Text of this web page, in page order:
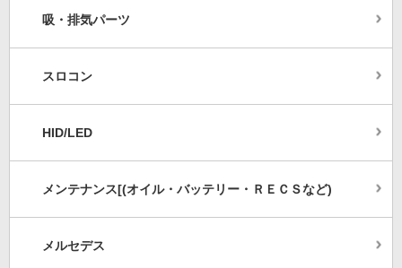
吸・排気パーツ
スロコン
HID/LED
メンテナンス[(オイル・バッテリー・ＲＥＣＳなど)
メルセデス